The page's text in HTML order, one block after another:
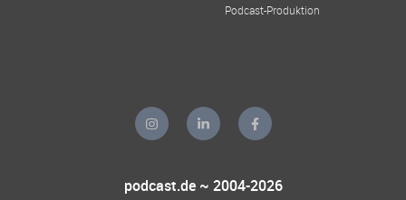
Podcast-Produktion
podcast.de ~ 2004-2026